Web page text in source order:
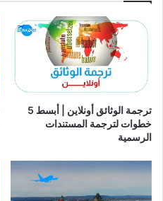
ترجمة الوثائق أونلاين | أبسط 5
خطوات لترجمة المستندات
الرسمية